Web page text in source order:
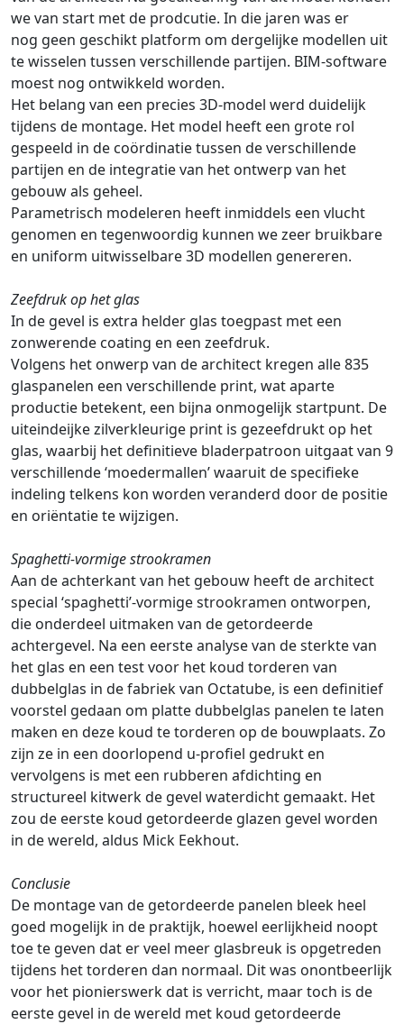
we van start met de prodcutie. In die jaren was er
nog geen geschikt platform om dergelijke modellen uit
te wisselen tussen verschillende partijen. BIM-software
moest nog ontwikkeld worden.
Het belang van een precies 3D-model werd duidelijk
tijdens de montage. Het model heeft een grote rol
gespeeld in de coördinatie tussen de verschillende
partijen en de integratie van het ontwerp van het
gebouw als geheel.
Parametrisch modeleren heeft inmiddels een vlucht
genomen en tegenwoordig kunnen we zeer bruikbare
en uniform uitwisselbare 3D modellen genereren.
Zeefdruk op het glas
In de gevel is extra helder glas toegpast met een
zonwerende coating en een zeefdruk.
Volgens het onwerp van de architect kregen alle 835
glaspanelen een verschillende print, wat aparte
productie betekent, een bijna onmogelijk startpunt. De
uiteindeijke zilverkleurige print is gezeefdrukt op het
glas, waarbij het definitieve bladerpatroon uitgaat van 9
verschillende ‘moedermallen’ waaruit de specifieke
indeling telkens kon worden veranderd door de positie
en oriëntatie te wijzigen.
Spaghetti-vormige strookramen
Aan de achterkant van het gebouw heeft de architect
special ‘spaghetti’-vormige strookramen ontworpen,
die onderdeel uitmaken van de getordeerde
achtergevel. Na een eerste analyse van de sterkte van
het glas en een test voor het koud torderen van
dubbelglas in de fabriek van Octatube, is een definitief
voorstel gedaan om platte dubbelglas panelen te laten
maken en deze koud te torderen op de bouwplaats. Zo
zijn ze in een doorlopend u-profiel gedrukt en
vervolgens is met een rubberen afdichting en
structureel kitwerk de gevel waterdicht gemaakt. Het
zou de eerste koud getordeerde glazen gevel worden
in de wereld, aldus Mick Eekhout.
Conclusie
De montage van de getordeerde panelen bleek heel
goed mogelijk in de praktijk, hoewel eerlijkheid noopt
toe te geven dat er veel meer glasbreuk is opgetreden
tijdens het torderen dan normaal. Dit was onontbeerlijk
voor het pionierswerk dat is verricht, maar toch is de
eerste gevel in de wereld met koud getordeerde